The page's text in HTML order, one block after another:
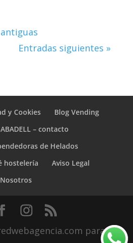
Entradas siguientes »
y Cookies
Blog Vending
– contacto
de Helados
hostelería
Aviso Legal
Nosotros
para